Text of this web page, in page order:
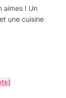
aimes ! Un
une cuisine